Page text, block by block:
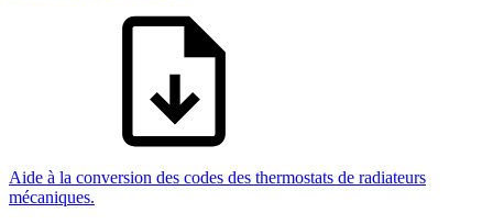
Aide à la conversion des codes des thermostats de radiateurs
mécaniques.